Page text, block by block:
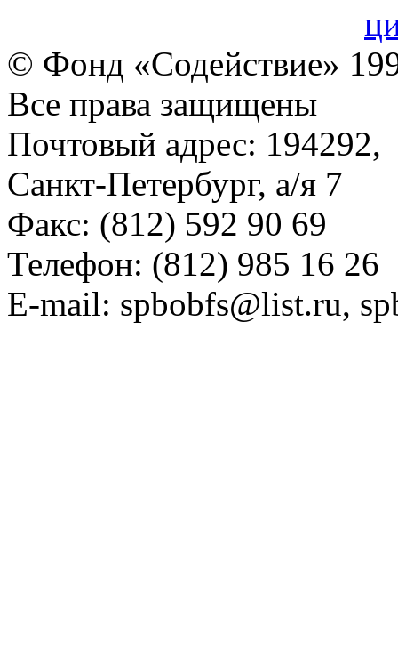
© Фонд «Содействие»
Все права защищены
Почтовый адрес: 194292,
Санкт-Петербург, а/я 7
Факс: (812) 592 90 69
Телефон: (812) 985 16 26
E-mail: spbobfs@list.ru,